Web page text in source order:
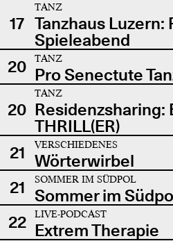
17
TANZ
Tanzhaus Luzern:
Spieleabend
20
TANZ
Pro Senectute
20
TANZ
Residenzsharing:
THRILL(ER)
21
VERSCHIEDENES
Wörterwirbel
21
SOMMER IM SÜDPOL
Sommer im
22
LIVE-PODCAST
Extrem Therapie